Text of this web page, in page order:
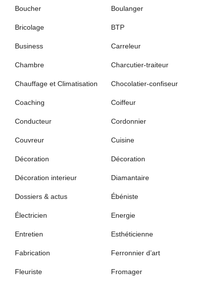
Boucher Boulanger
Bricolage BTP
Business Carreleur
Chambre Charcutier-traiteur
Chauffage et Climatisation Chocolatier-confiseur
Coaching Coiffeur
Conducteur Cordonnier
Couvreur Cuisine
Décoration Décoration
Décoration interieur Diamantaire
Dossiers & actus Ébéniste
Électricien Energie
Entretien Esthéticienne
Fabrication Ferronnier d’art
Fleuriste Fromager